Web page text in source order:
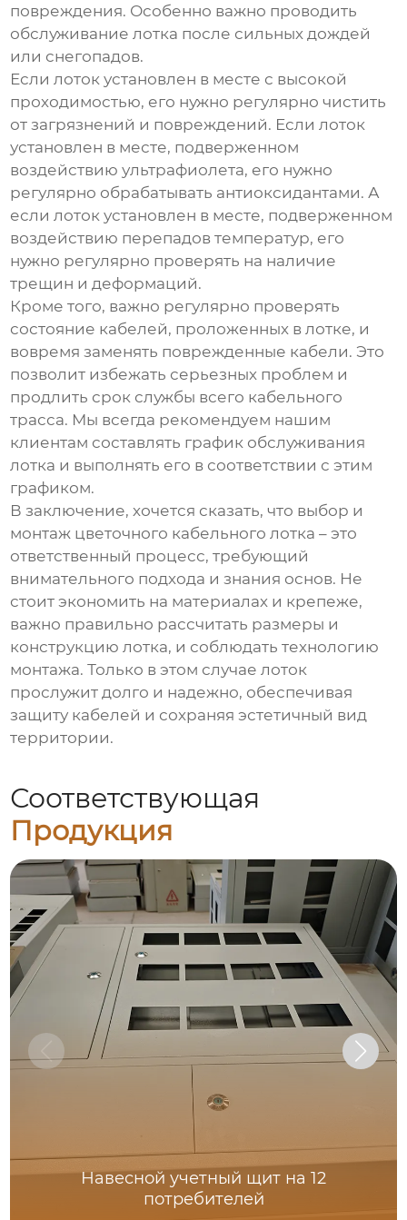
повреждения. Особенно важно проводить
обслуживание лотка после сильных дождей
или снегопадов.
Если лоток установлен в месте с высокой
проходимостью, его нужно регулярно чистить
от загрязнений и повреждений. Если лоток
установлен в месте, подверженном
воздействию ультрафиолета, его нужно
регулярно обрабатывать антиоксидантами. А
если лоток установлен в месте, подверженном
воздействию перепадов температур, его
нужно регулярно проверять на наличие
трещин и деформаций.
Кроме того, важно регулярно проверять
состояние кабелей, проложенных в лотке, и
вовремя заменять поврежденные кабели. Это
позволит избежать серьезных проблем и
продлить срок службы всего кабельного
трасса. Мы всегда рекомендуем нашим
клиентам составлять график обслуживания
лотка и выполнять его в соответствии с этим
графиком.
В заключение, хочется сказать, что выбор и
монтаж цветочного кабельного лотка – это
ответственный процесс, требующий
внимательного подхода и знания основ. Не
стоит экономить на материалах и крепеже,
важно правильно рассчитать размеры и
конструкцию лотка, и соблюдать технологию
монтажа. Только в этом случае лоток
прослужит долго и надежно, обеспечивая
защиту кабелей и сохраняя эстетичный вид
территории.
Соответствующая
Продукция
Навесной учетный щит на 12
потребителей